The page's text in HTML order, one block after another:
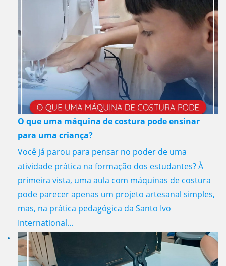
O que uma máquina de costura pode ensinar
para uma criança?
Você já parou para pensar no poder de uma
atividade prática na formação dos estudantes? À
primeira vista, uma aula com máquinas de costura
pode parecer apenas um projeto artesanal simples,
mas, na prática pedagógica da Santo Ivo
International...